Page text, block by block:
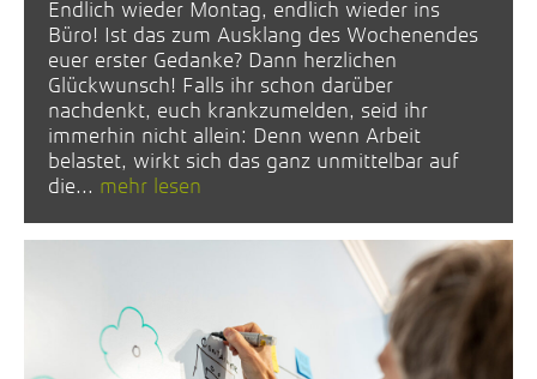
Endlich wieder Montag, endlich wieder ins
Büro! Ist das zum Ausklang des Wochenendes
euer erster Gedanke? Dann herzlichen
Glückwunsch! Falls ihr schon darüber
nachdenkt, euch krankzumelden, seid ihr
immerhin nicht allein: Denn wenn Arbeit
belastet, wirkt sich das ganz unmittelbar auf
die... mehr lesen